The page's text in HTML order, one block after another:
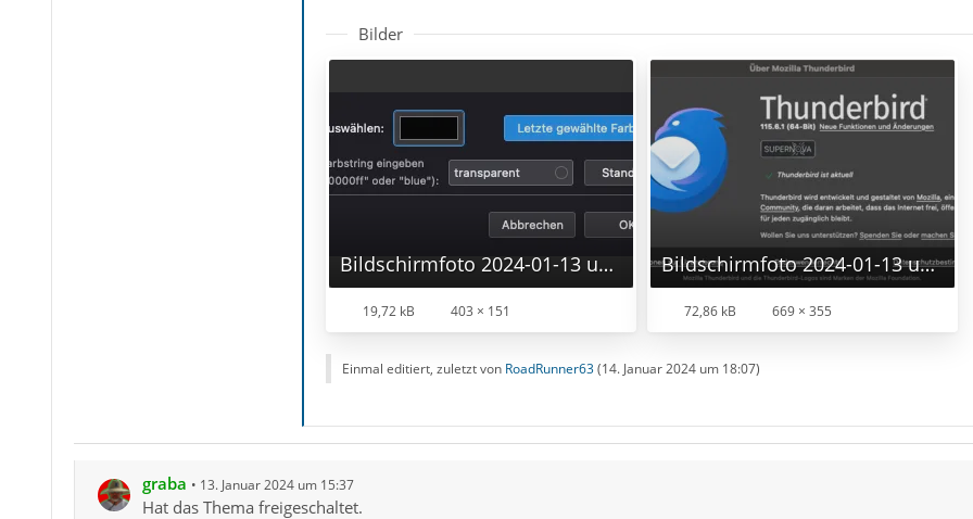
Bilder
Bildschirmfoto 2024-01-13 um 14.19.09.png
19,72 kB 403 × 151
Bildschirmfoto 2024-01-13 um 14.20.17.png
72,86 kB 669 × 355
Einmal editiert, zuletzt von RoadRunner63(14. Januar 2024 um 18:07)
graba 13. Januar 2024 um 15:37
Hat das Thema freigeschaltet.